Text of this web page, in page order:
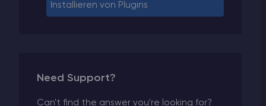
Installieren von Plugins
Need Support?
Can't find the answer you're looking for?